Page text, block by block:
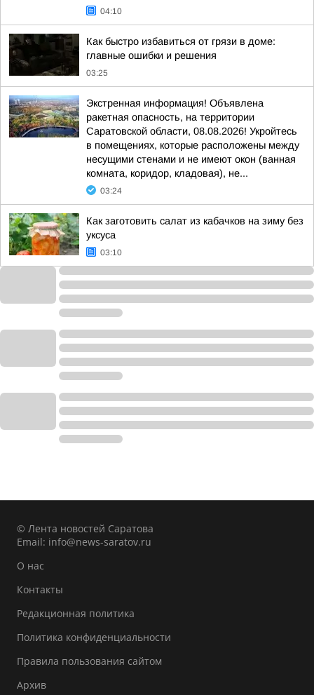
04:10
Как быстро избавиться от грязи в доме:
главные ошибки и решения
03:25
Экстренная информация! Объявлена
ракетная опасность, на территории
Саратовской области, 08.08.2026! Укройтесь
в помещениях, которые расположены между
несущими стенами и не имеют окон (ванная
комната, коридор, кладовая), не...
03:24
Как заготовить салат из кабачков на зиму без
уксуса
03:10
© Лента новостей Саратова
Email: info@news-saratov.ru
О нас
Контакты
Редакционная политика
Политика конфиденциальности
Правила пользования сайтом
Архив